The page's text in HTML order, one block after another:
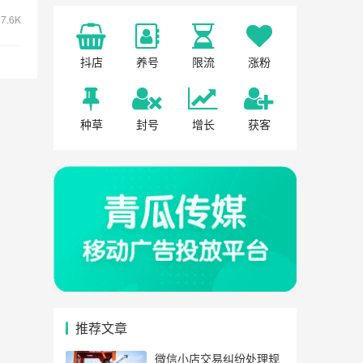
抖店 养号 限流 涨粉
种草 封号 增长 获客
推荐文章
微信小店交易纠纷处理规